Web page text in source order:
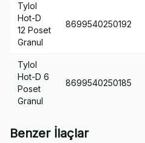
Tylol
Hot-D
12 Poset
Granul
8699540250192
Tylol
Hot-D 6
Poset
Granul
8699540250185
Benzer İlaçlar